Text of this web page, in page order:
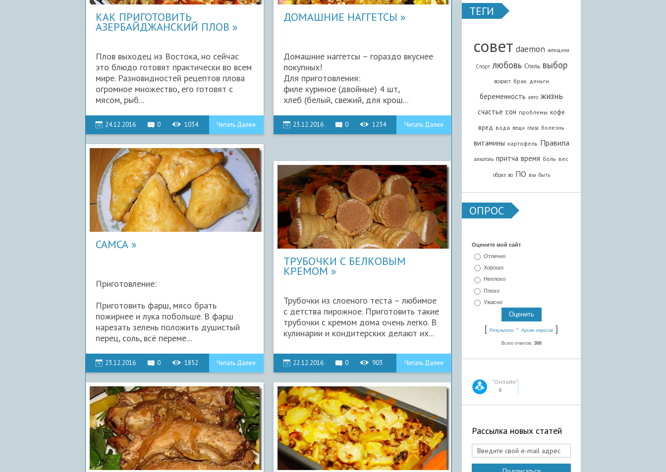
КАК ПРИГОТОВИТЬ
АЗЕРБАЙДЖАНСКИЙ ПЛОВ
Плов выходец из Востока, но сейчас
это блюдо готовят практически во всем
мире. Разновидностей рецептов плова
огромное множество, его готовят с
мясом, рыб...
24.12.2016 0 1034 Читать Далее
ДОМАШНИЕ НАГГЕТСЫ
Домашние наггетсы – гораздо вкуснее
покупных!
Для приготовления:
филе куриное (двойные) 4 шт,
хлеб (белый, свежий, для крош...
23.12.2016 0 1234 Читать Далее
САМСА
Приготовление:
Приготовить фарш, мясо брать
пожирнее и лука побольше. В фарш
нарезать зелень положить душистый
перец, соль, всё переме...
23.12.2016 0 1852 Читать Далее
ТРУБОЧКИ С БЕЛКОВЫМ
КРЕМОМ
Трубочки из слоеного теста – любимое
с детства пирожное. Приготовить такие
трубочки с кремом дома очень легко. В
кулинарии и кондитерских делают их...
22.12.2016 0 903 Читать Далее
ТЕГИ
совет daemon женщина
Спорт любовь Стиль выбор
возраст брак деньги
беременность авто жизнь
счастье сон проблемы кофе
вред вода вещи глаза болезнь
витамины картофель Правила
алкоголь притча время боль вес
образ во ПО вы быть
ОПРОС
Оцените мой сайт
Отлично
Хорошо
Неплохо
Плохо
Ужасно
[ Результаты · Архив опросов ]
Всего ответов: 300
"Онлайн"
6
Рассылка новых статей